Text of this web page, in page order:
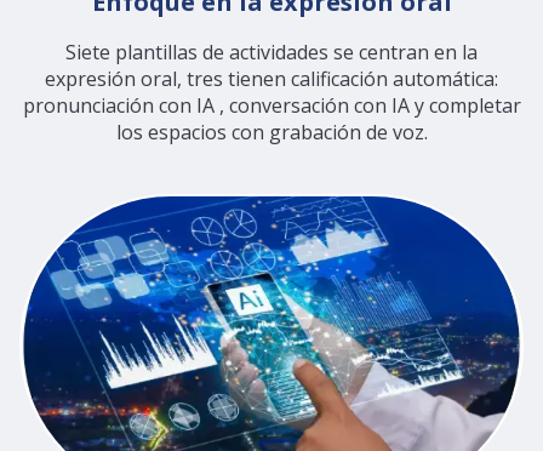
Siete plantillas de actividades se centran en la
expresión oral, tres tienen calificación automática:
pronunciación con IA , conversación con IA y completar
los espacios con grabación de voz.